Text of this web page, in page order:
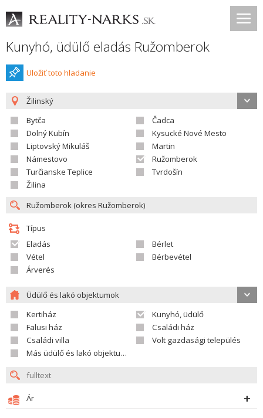
Kunyhó, üdülő eladás Ružomberok
Uložiť toto hladanie
Žilinský
Bytča
Čadca
Dolný Kubín
Kysucké Nové Mesto
Liptovský Mikuláš
Martin
Námestovo
Ružomberok
Turčianske Teplice
Tvrdošín
Žilina
Típus
Eladás
Bérlet
Vétel
Bérbevétel
Árverés
Üdülő és lakó objektumok
Kertiház
Kunyhó, üdülő
Falusi ház
Családi ház
Családi villa
Volt gazdasági település
Más üdülő és lakó objektumok
Ár